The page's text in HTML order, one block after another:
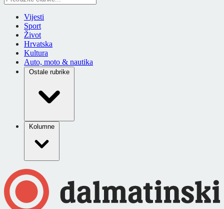
Vijesti
Sport
Život
Hrvatska
Kultura
Auto, moto & nautika
Ostale rubrike
Kolumne